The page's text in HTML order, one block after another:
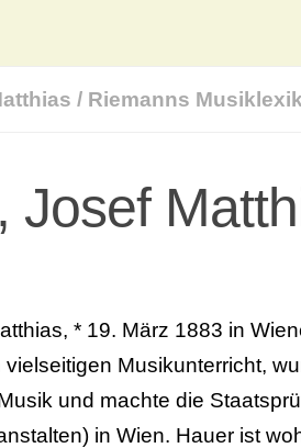
/ Riemanns
Josef
* 19. März 1883 in
Musikunterricht,
und machte die
in Wien. Hauer ist